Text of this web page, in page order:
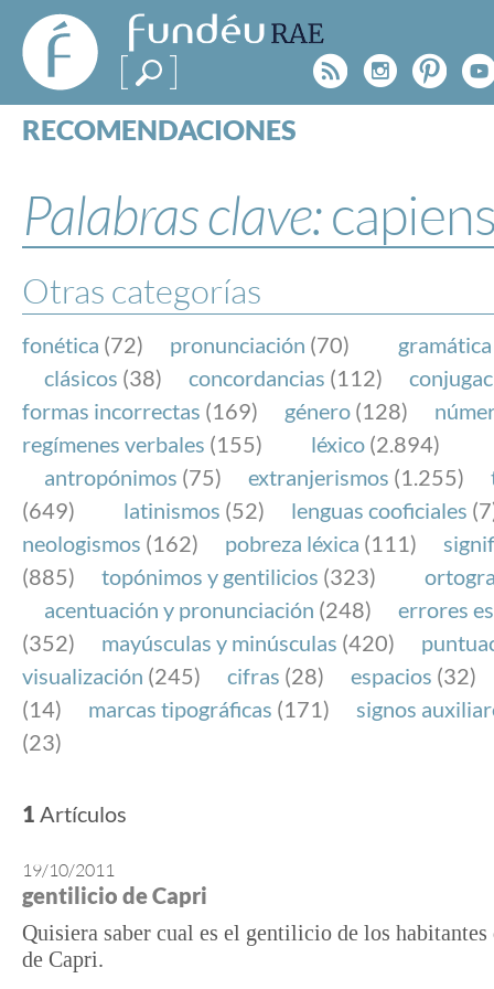
FundéuRAE
- Fundación
del Español
Urgente
Rss
RECOMENDACIONES
ESPECIALES
BLOG
NOTICIAS
SOBRE LA FUNDÉURAE
FundéuRAE es una fundación patrocinada por la
y la Real Academia Española, cuyo objetivo es
el buen uso del español en los medios de
Internet.
Palabras clave:
Otras categorías
fonética (72) pronunciación (70) gramática
clásicos (38) concordancias (112)
formas incorrectas (169) género (128)
regímenes verbales (155) léxico (2.894)
antropónimos (75) extranjerismos (1.255)
(649)
latinismos (52) lenguas cooficiales
neologismos (162) pobreza léxica (111)
(885)
topónimos y gentilicios (323)
acentuación y pronunciación (248)
errores
(352)
mayúsculas y minúsculas (420)
visualización (245) cifras (28) espacios (32)
(14)
marcas tipográficas (171)
signos
(23)
1 Artículos
19/10/2011
gentilicio de Capri
Quisiera saber cual es el gentilicio de los habitantes
de Capri.